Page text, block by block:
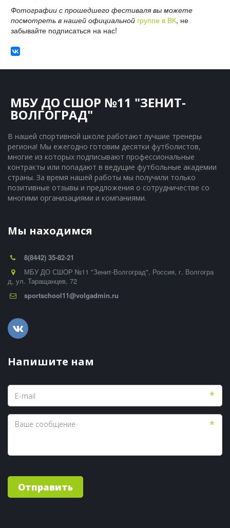
Фотографии с прошедшего фестиваля вы можете
посмотреть в нашей официальной группе в ВК, не
забывайте подписаться на нас!
МБУ ДО СШОР №11 "ЗЕНИТ-
ВОЛГОГРАД"
В нашей спортивной школе работают лучшие тренеры
региона! Мы ежегодно готовим десятки футболистов,
многие из которых подписывают профессиональные
контракты или попадают в ведущие футбольные академии
страны. За время нашей работы мы получили только
позитивные отзывы и предложения о сотрудничестве со
многими организациями и компаниями.
Мы находимся
8(8442) 35-82-21
МБУ ДО СШОР №11 "Зенит-Волгоград", Россия, г. Волгогра
д, ул. Таращанцев, 72
sportschool11@volgadmin.ru
Напишите нам
*
*
Отправить